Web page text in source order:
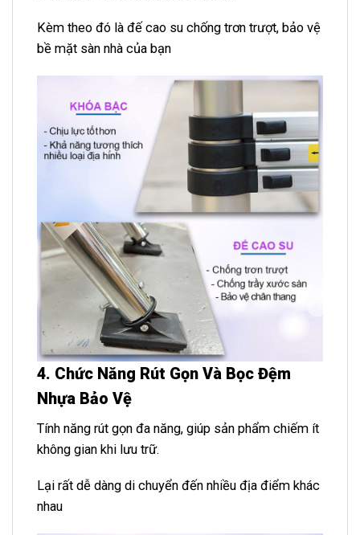
Kèm theo đó là đế cao su chống trơn trượt, bảo vệ
bề mặt sàn nhà của bạn
4. Chức Năng Rút Gọn Và Bọc Đệm
Nhựa Bảo Vệ
Tính năng rút gọn đa năng, giúp sản phẩm chiếm ít
không gian khi lưu trữ.
Lại rất dễ dàng di chuyển đến nhiều địa điểm khác
nhau